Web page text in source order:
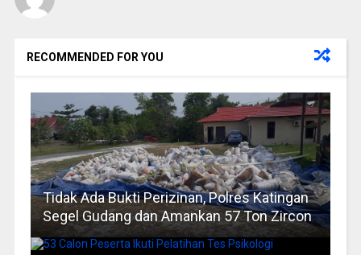
RECOMMENDED FOR YOU
Tidak Ada Bukti Perizinan, Polres Katingan
Segel Gudang dan Amankan 57 Ton Zircon